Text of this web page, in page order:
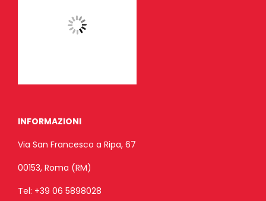
INFORMAZIONI
Via San Francesco a Ripa, 67
00153, Roma (RM)
Tel: +39 06 5898028